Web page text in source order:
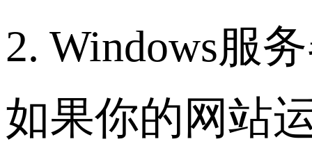
2. Windows服
如果你的网站